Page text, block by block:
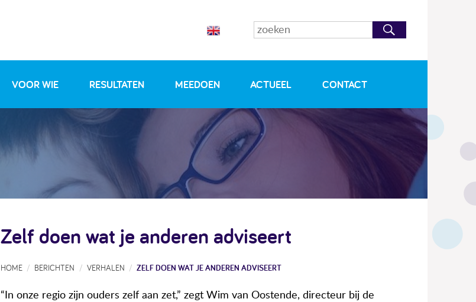
VOOR WIE RESULTATEN MEEDOEN ACTUEEL CONTACT
Zelf doen wat je anderen adviseert
HOME BERICHTEN VERHALEN ZELF DOEN WAT JE ANDEREN ADVISEERT
“In onze regio zijn ouders zelf aan zet,” zegt Wim van Oostende, directeur bij de